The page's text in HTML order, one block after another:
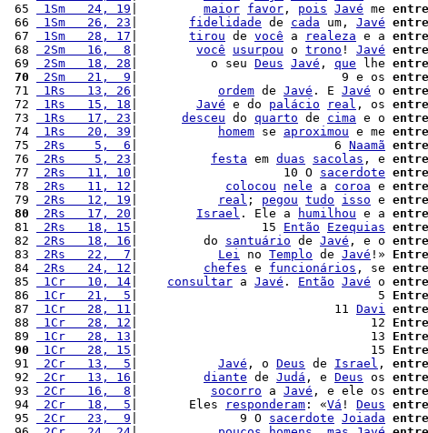
65
1Sm   24, 19 maior favor , pois Javé me
66
1Sm   26, 23 fidelidade de cada um, Javé
67
1Sm   28, 17 tirou de você a realeza e a
68
2Sm   16,  8 você usurpou o trono ! Javé
69
2Sm   18, 28 |          o seu Deus Javé , que lhe
70
2Sm   21,  9 |                            9 e os
71
1Rs   13, 26 ordem de Javé . E Javé o
72
1Rs   15, 18 Javé e do palácio real , os
73
1Rs   17, 23 desceu do quarto de cima e o
74
1Rs   20, 39 homem se aproximou e me
75
2Rs    5,  6 |                           6 Naamã
76
2Rs    5, 23 festa em duas sacolas , e
77
2Rs   11, 10 |                    10 O sacerdote
78
2Rs   11, 12 colocou nele a coroa e
79
2Rs   12, 19 real ; pegou tudo isso e
80
2Rs   17, 20 Israel . Ele a humilhou e a
81
2Rs   18, 15 |                 15 Então Ezequias
82
2Rs   18, 16 |         do santuário de Javé , e o
83
2Rs   22,  7 Lei no Templo de Javé !»
84
2Rs   24, 12 chefes e funcionários , se
85
1Cr   10, 14 consultar a Javé . Então Javé o
86
1Cr   21,  5 |                                 5
87
1Cr   28, 11 |                           11 Davi
88
1Cr   28, 12 |                                12
89
1Cr   28, 13 |                                13
90
1Cr   28, 15 |                                15
91
2Cr   13,  5 Javé , o Deus de Israel ,
92
2Cr   13, 16 diante de Judá , e Deus os
93
2Cr   16,  8 socorro a Javé , e ele os
94
2Cr   18,  5 |       Eles responderam : «Vá ! Deus
95
2Cr   23,  9 |              9 O sacerdote Joiada